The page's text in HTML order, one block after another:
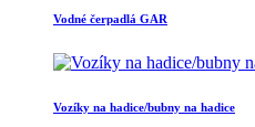
Vodné čerpadlá GAR
Vozíky na hadice/bubny na hadice